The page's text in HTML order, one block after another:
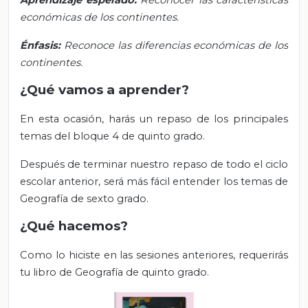
económicas de los continentes.
Énfasis: Reconoce las diferencias económicas de los
continentes.
¿Qué vamos a aprender?
En esta ocasión, harás un repaso de los principales
temas del bloque 4 de quinto grado.
Después de terminar nuestro repaso de todo el ciclo
escolar anterior, será más fácil entender los temas de
Geografía de sexto grado.
¿Qué hacemos?
Como lo hiciste en las sesiones anteriores, requerirás
tu libro de Geografía de quinto grado.